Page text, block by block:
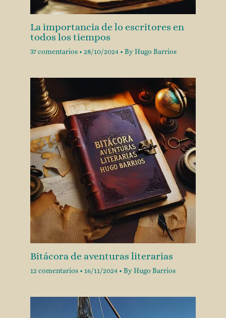
La importancia de lo escritores en
todos los tiempos
37 comentarios • 28/10/2024 • ByHugo Barrios
Bitácora de aventuras literarias
12 comentarios • 16/11/2024 • ByHugo Barrios